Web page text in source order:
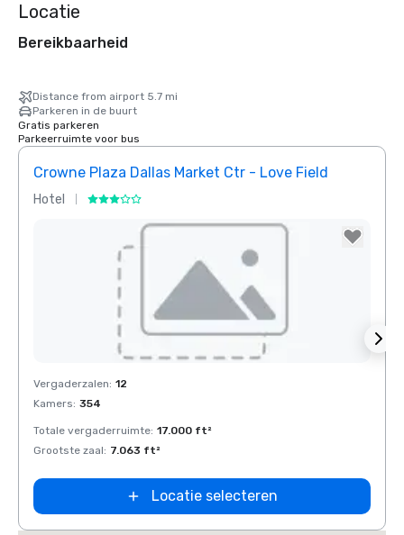
Locatie
Bereikbaarheid
Distance from airport 5.7 mi
Parkeren in de buurt
Gratis parkeren
Parkeerruimte voor bus
Crowne Plaza Dallas Market Ctr - Love Field
Hotel
Removed from favorites
Vergaderzalen: 12
Kamers: 354
Totale vergaderruimte: 17.000 ft²
Grootste zaal: 7.063 ft²
Locatie selecteren